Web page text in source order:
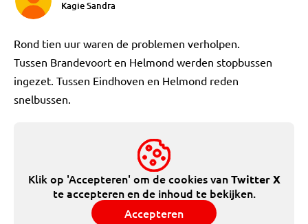
Kagie Sandra
Rond tien uur waren de problemen verholpen.
Tussen Brandevoort en Helmond werden stopbussen
ingezet. Tussen Eindhoven en Helmond reden
snelbussen.
Klik op 'Accepteren' om de cookies vanTwitter X
te accepteren en de inhoud te bekijken.
Accepteren